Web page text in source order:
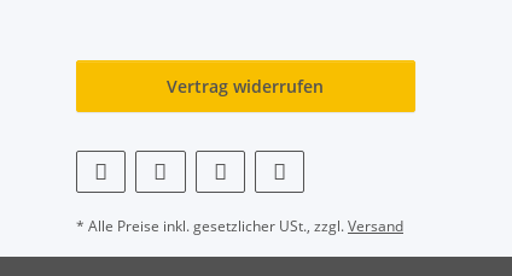
Vertrag widerrufen
* Alle Preise inkl. gesetzlicher USt., zzgl.Versand